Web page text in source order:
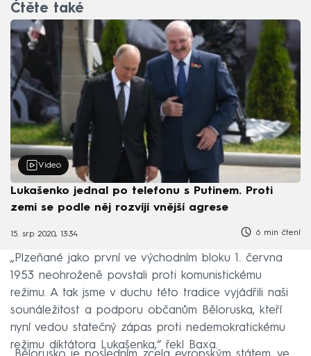
Čtěte také
Video
Lukašenko jednal po telefonu s Putinem. Proti
zemi se podle něj rozvíjí vnější agrese
15. srp 2020, 13:34 6 min čtení
„Plzeňané jako první ve východním bloku 1. června
1953 neohroženě povstali proti komunistickému
režimu. A tak jsme v duchu této tradice vyjádřili naši
sounáležitost a podporu občanům Běloruska, kteří
nyní vedou statečný zápas proti nedemokratickému
režimu diktátora Lukašenka,“ řekl Baxa.